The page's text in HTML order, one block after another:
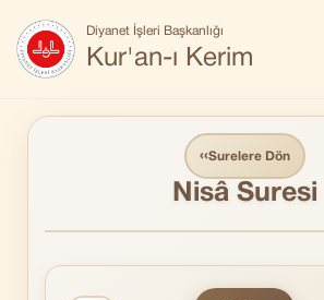
Diyanet İşleri Başkanlığı
Kur'an-ı Kerim
‹‹Surelere Dön
Nisâ Suresi